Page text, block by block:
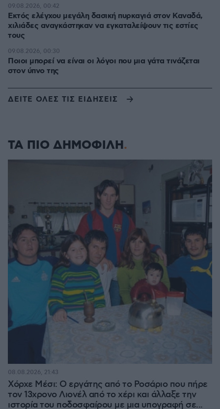
Εκτός ελέγχου μεγάλη δασική πυρκαγιά στον Καναδά,
χιλιάδες αναγκάστηκαν να εγκαταλείψουν τις εστίες
τους
09.08.2026, 00:42
Ποιοι μπορεί να είναι οι λόγοι που μια γάτα τινάζεται
στον ύπνο της
09.08.2026, 00:30
ΔΕΙΤΕ ΟΛΕΣ ΤΙΣ ΕΙΔΗΣΕΙΣ
ΤΑ ΠΙΟ ΔΗΜΟΦΙΛΗ
Χόρχε Μέσι: Ο εργάτης από το Ροσάριο που πήρε
τον 13χρονο Λιονέλ από το χέρι και άλλαξε την
ιστορία του ποδοσφαίρου με μια υπογραφή σε...
08.08.2026, 21:43